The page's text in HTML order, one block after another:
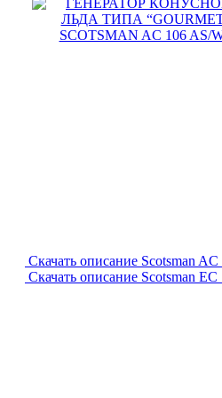
Скачать описание Scotsman AC
Скачать описание Scotsman EC